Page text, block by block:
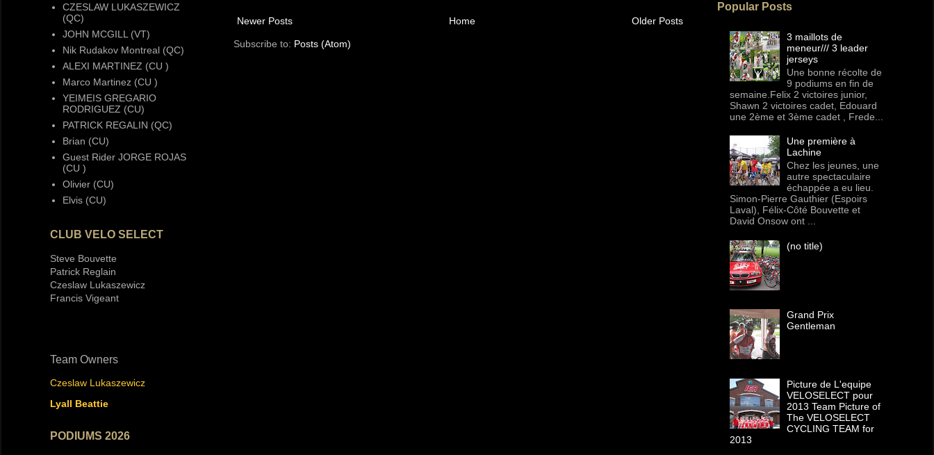
Newer Posts Older Posts
Home
Subscribe to: Posts (Atom)
CZESLAW LUKASZEWICZ
(QC)
JOHN MCGILL (VT)
Nik Rudakov Montreal (QC)
ALEXI MARTINEZ (CU )
Marco Martinez (CU )
YEIMEIS GREGARIO
RODRIGUEZ (CU)
PATRICK REGALIN (QC)
Brian (CU)
Guest Rider JORGE ROJAS
(CU )
Olivier (CU)
Elvis (CU)
CLUB VELO SELECT
Steve Bouvette
Patrick Reglain
Czeslaw Lukaszewicz
Francis Vigeant
Team Owners
Czeslaw Lukaszewicz
Lyall Beattie
PODIUMS 2026
Popular Posts
3 maillots de
meneur/// 3 leader
jerseys
Une bonne récolte de
9 podiums en fin de
semaine.Felix 2 victoires junior,
Shawn 2 victoires cadet, Edouard
une 2ème et 3ème cadet , Frede...
Une première à
Lachine
Chez les jeunes, une
autre spectaculaire
échappée a eu lieu.
Simon-Pierre Gauthier (Espoirs
Laval), Félix-Côté Bouvette et
David Onsow ont ...
(no title)
Grand Prix
Gentleman
Picture de L'equipe
VELOSELECT pour
2013 Team Picture of
The VELOSELECT
CYCLING TEAM for
2013